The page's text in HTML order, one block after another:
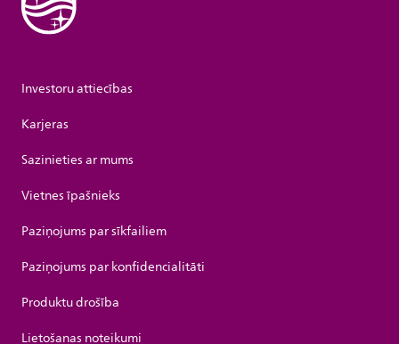
Investoru attiecības
Karjeras
Sazinieties ar mums
Vietnes īpašnieks
Paziņojums par sīkfailiem
Paziņojums par konfidencialitāti
Produktu drošība
Lietošanas noteikumi